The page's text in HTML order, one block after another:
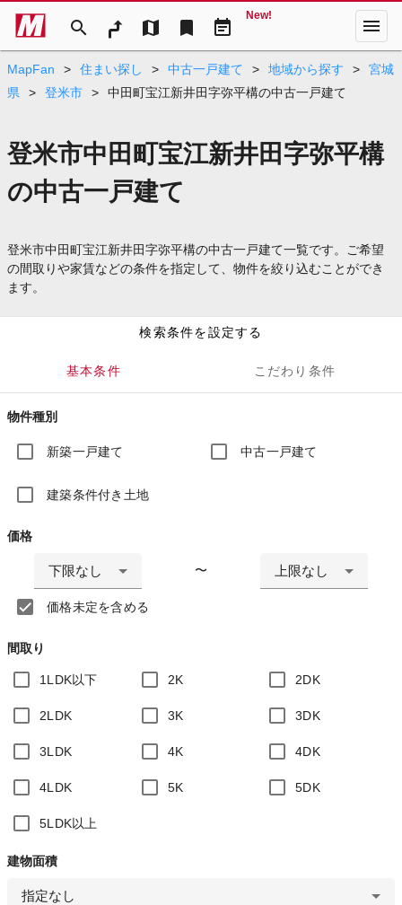
search map bookmark event_note
New! menu
MapFan > 住まい探し > 中古一戸建て > 地域から探す >
宮城
県
> 登米市 > 中田町宝江新井田字弥平構の中古一戸建て
登米市中田町宝江新井田字弥平構
の中古一戸建て
登米市中田町宝江新井田字弥平構の中古一戸建て一覧です。ご希望
の間取りや家賃などの条件を指定して、物件を絞り込むことができ
ます。
検索条件を設定する
基本条件 こだわり条件
物件種別
新築一戸建て 中古一戸建て
建築条件付き土地
価格
下限なし 〜 上限なし
価格未定を含める
間取り
1LDK以下 2K 2DK
2LDK 3K 3DK
3LDK 4K 4DK
4LDK 5K 5DK
5LDK以上
建物面積
指定なし